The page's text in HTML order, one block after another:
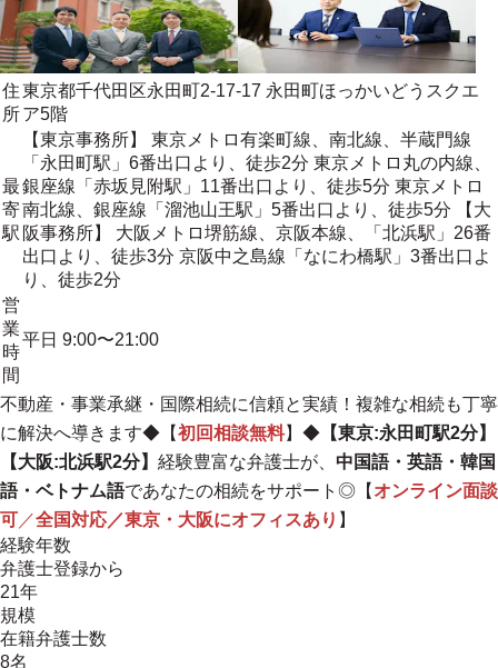
住
所
東京都千代田区永田町2-17-17 永田町ほっかいどうスクエ
ア5階
最
寄
駅
【東京事務所】 東京メトロ有楽町線、南北線、半蔵門線
「永田町駅」6番出口より、徒歩2分 東京メトロ丸の内線、
銀座線「赤坂見附駅」11番出口より、徒歩5分 東京メトロ
南北線、銀座線「溜池山王駅」5番出口より、徒歩5分 【大
阪事務所】 大阪メトロ堺筋線、京阪本線、「北浜駅」26番
出口より、徒歩3分 京阪中之島線「なにわ橋駅」3番出口よ
り、徒歩2分
営
業
時
間
平日 9:00〜21:00
不動産・事業承継・国際相続に信頼と実績！複雑な相続も丁寧
に解決へ導きます◆【初回相談無料】◆ 【東京:永田町駅2分】
【大阪:北浜駅2分】 経験豊富な弁護士が、 中国語・英語・韓国
語・ベトナム語であなたの相続をサポート◎【 オンライン面談
可 ／全国対応／東京・大阪にオフィスあり 】
経験年数
弁護士登録から
21年
規模
在籍弁護士数
8名